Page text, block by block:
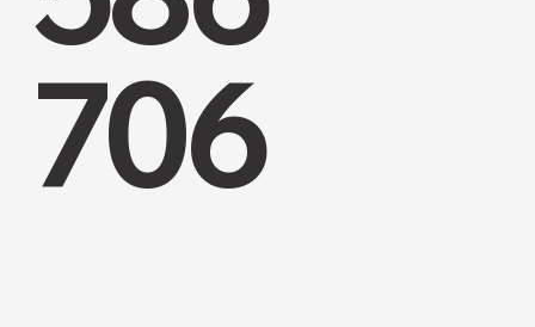
706